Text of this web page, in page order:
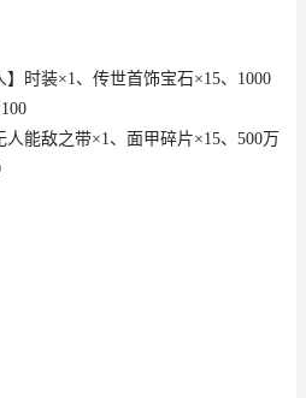
装×1、传世首饰宝石×15、1000
敌之带×1、面甲碎片×15、500万